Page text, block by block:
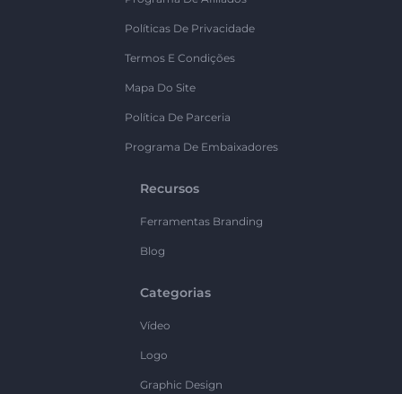
Políticas De Privacidade
Termos E Condições
Mapa Do Site
Política De Parceria
Programa De Embaixadores
Recursos
Ferramentas Branding
Blog
Categorias
Vídeo
Logo
Graphic Design